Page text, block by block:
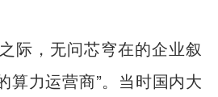
际，无问芯穹在的企业叙
算力运营商”。当时国内大